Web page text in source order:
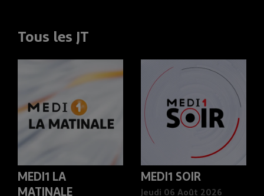
Tous les JT
MEDI1 LA
MATINALE
MEDI1 SOIR
Jeudi 06 Août 2026